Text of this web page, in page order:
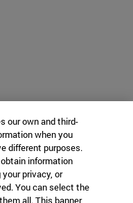
our own and third-
when you
different purposes.
information
privacy, or
You can select the
all. This banner